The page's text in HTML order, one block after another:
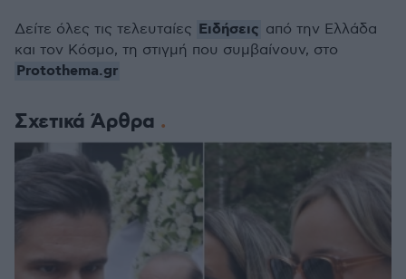
Σχετικά Άρθρα
Δείτε όλες τις τελευταίες Ειδήσεις από την Ελλάδα
και τον Κόσμο, τη στιγμή που συμβαίνουν, στο
Protothema.gr